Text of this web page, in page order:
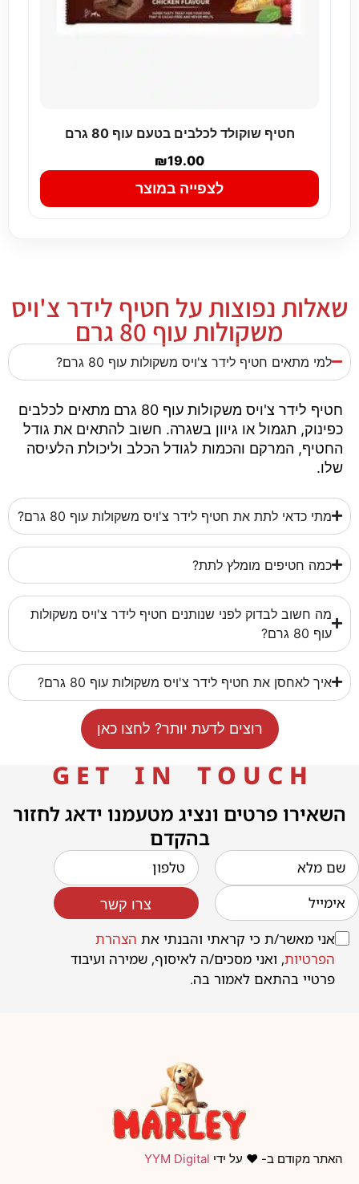
חטיף שוקולד לכלבים בטעם עוף 80 גרם
₪19.00
לצפייה במוצר
שאלות נפוצות על חטיף לידר צ'ויס
משקולות עוף 80 גרם
למי מתאים חטיף לידר צ'ויס משקולות עוף 80 גרם?
חטיף לידר צ'ויס משקולות עוף 80 גרם מתאים לכלבים
כפינוק, תגמול או גיוון בשגרה. חשוב להתאים את גודל
החטיף, המרקם והכמות לגודל הכלב וליכולת הלעיסה
שלו.
מתי כדאי לתת את חטיף לידר צ'ויס משקולות עוף 80 גרם?
כמה חטיפים מומלץ לתת?
מה חשוב לבדוק לפני שנותנים חטיף לידר צ'ויס משקולות
עוף 80 גרם?
איך לאחסן את חטיף לידר צ'ויס משקולות עוף 80 גרם?
רוצים לדעת יותר? לחצו כאן
G E T I N T O U C H
השאירו פרטים ונציג מטעמנו ידאג לחזור
בהקדם
אני מאשר/ת כי קראתי והבנתי את הצהרת
הפרטיות, ואני מסכים/ה לאיסוף, שמירה ועיבוד
פרטיי בהתאם לאמור בה.
צרו קשר
האתר מקודם ב- ❤️ על ידי YYM Digital